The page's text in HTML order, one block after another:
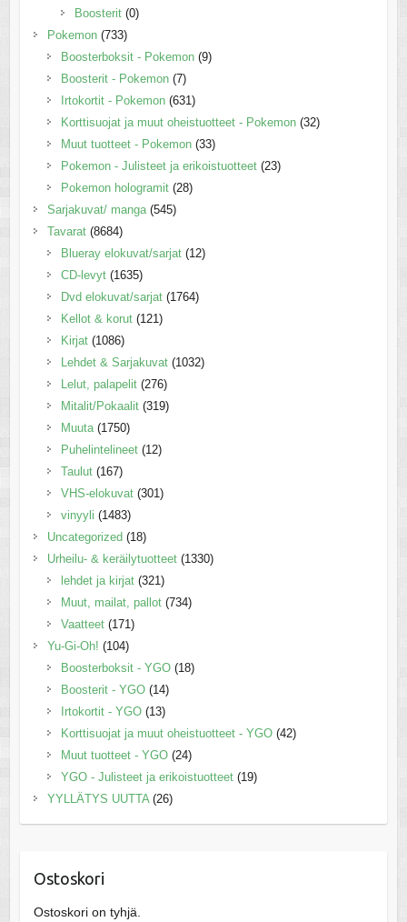
Boosterit (0)
Pokemon (733)
Boosterboksit - Pokemon (9)
Boosterit - Pokemon (7)
Irtokortit - Pokemon (631)
Korttisuojat ja muut oheistuotteet - Pokemon (32)
Muut tuotteet - Pokemon (33)
Pokemon - Julisteet ja erikoistuotteet (23)
Pokemon hologramit (28)
Sarjakuvat/ manga (545)
Tavarat (8684)
Blueray elokuvat/sarjat (12)
CD-levyt (1635)
Dvd elokuvat/sarjat (1764)
Kellot & korut (121)
Kirjat (1086)
Lehdet & Sarjakuvat (1032)
Lelut, palapelit (276)
Mitalit/Pokaalit (319)
Muuta (1750)
Puhelintelineet (12)
Taulut (167)
VHS-elokuvat (301)
vinyyli (1483)
Uncategorized (18)
Urheilu- & keräilytuotteet (1330)
lehdet ja kirjat (321)
Muut, mailat, pallot (734)
Vaatteet (171)
Yu-Gi-Oh! (104)
Boosterboksit - YGO (18)
Boosterit - YGO (14)
Irtokortit - YGO (13)
Korttisuojat ja muut oheistuotteet - YGO (42)
Muut tuotteet - YGO (24)
YGO - Julisteet ja erikoistuotteet (19)
YYLLÄTYS UUTTA (26)
Ostoskori
Ostoskori on tyhjä.